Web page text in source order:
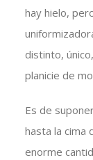
hay hielo,
distinto,
planicie de
Es de
hasta la cima
enorme